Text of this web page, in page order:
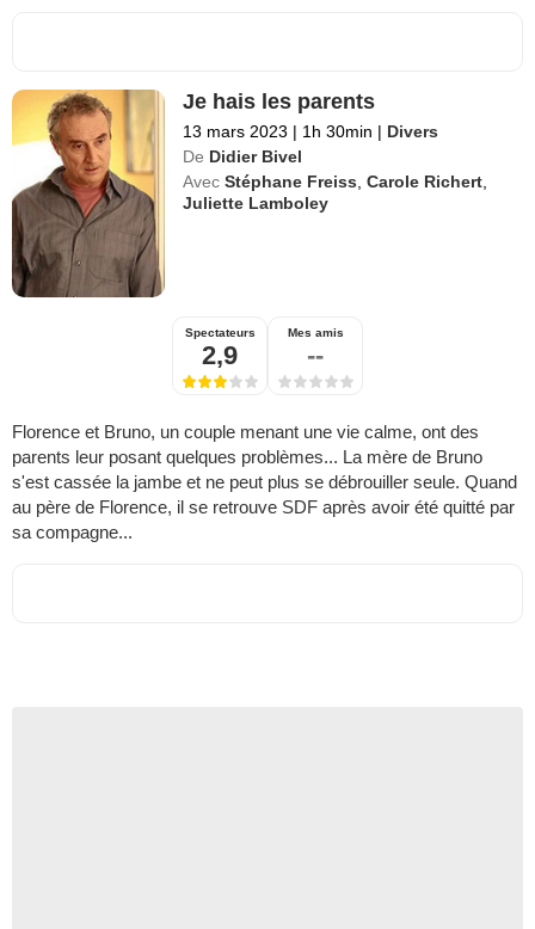
Je hais les parents
13 mars 2023 | 1h 30min | Divers
De Didier Bivel
Avec Stéphane Freiss,Carole Richert,
Juliette Lamboley
Spectateurs
2,9
Mes amis
--
Florence et Bruno, un couple menant une vie calme, ont des
parents leur posant quelques problèmes... La mère de Bruno
s'est cassée la jambe et ne peut plus se débrouiller seule. Quand
au père de Florence, il se retrouve SDF après avoir été quitté par
sa compagne...